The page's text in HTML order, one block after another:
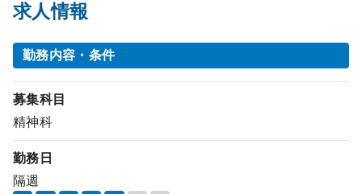
求人情報
勤務内容・条件
募集科目
精神科
勤務日
隔週